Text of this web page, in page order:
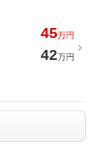
45万円
42万円